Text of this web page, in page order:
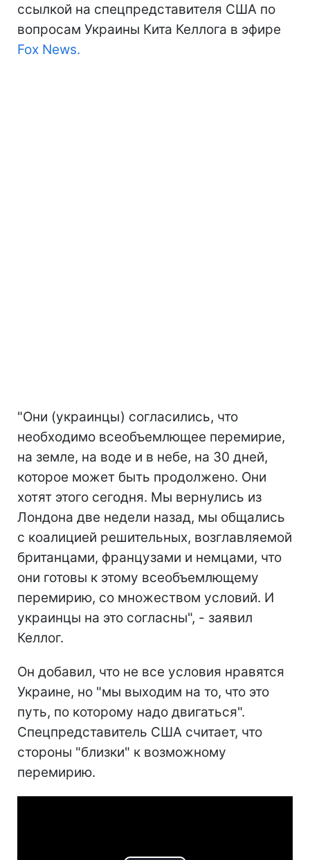
ссылкой на спецпредставителя США по
вопросам Украины Кита Келлога в эфире
Fox News.
"Они (украинцы) согласились, что
необходимо всеобъемлющее перемирие,
на земле, на воде и в небе, на 30 дней,
которое может быть продолжено. Они
хотят этого сегодня. Мы вернулись из
Лондона две недели назад, мы общались
с коалицией решительных, возглавляемой
британцами, французами и немцами, что
они готовы к этому всеобъемлющему
перемирию, со множеством условий. И
украинцы на это согласны", - заявил
Келлог.
Он добавил, что не все условия нравятся
Украине, но "мы выходим на то, что это
путь, по которому надо двигаться".
Спецпредставитель США считает, что
стороны "близки" к возможному
перемирию.